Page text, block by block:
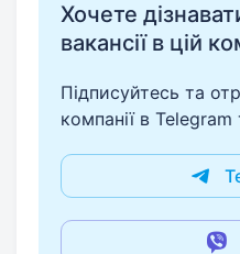
Хочете
вакансії в цій
Підписуйтесь та
компанії в Telegram